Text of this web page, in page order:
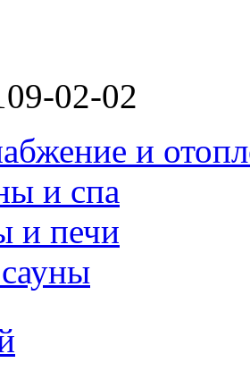
02-02
и
и спа
и печи